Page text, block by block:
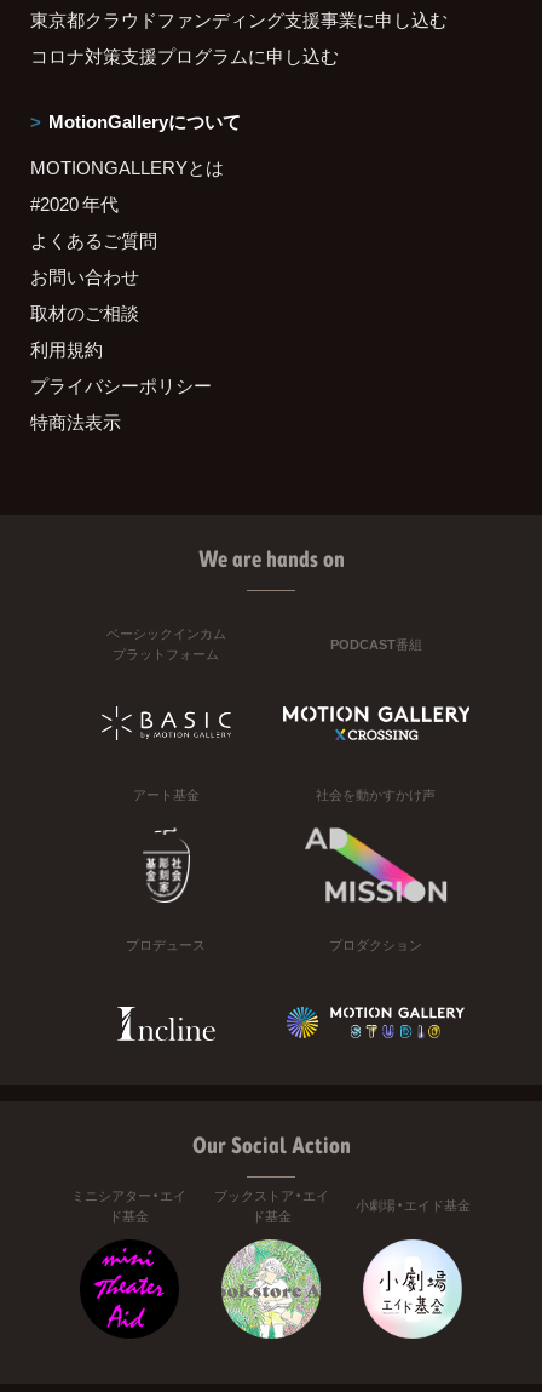
東京都クラウドファンディング支援事業に申し込む
コロナ対策支援プログラムに申し込む
MotionGalleryについて
MOTIONGALLERYとは
#2020 年代
よくあるご質問
お問い合わせ
取材のご相談
利用規約
プライバシーポリシー
特商法表示
We are hands on
ベーシックインカム
プラットフォーム
PODCAST番組
アート基金 社会を動かすかけ声
プロデュース プロダクション
Our Social Action
ミニシアター・エイ
ド基金
ブックストア・エイ
ド基金
小劇場・エイド基金